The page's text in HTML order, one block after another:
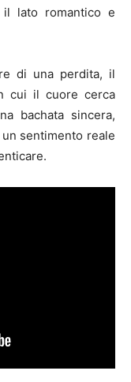
il lato romantico e
di una perdita, il
cui il cuore cerca
bachata sincera,
sentimento reale